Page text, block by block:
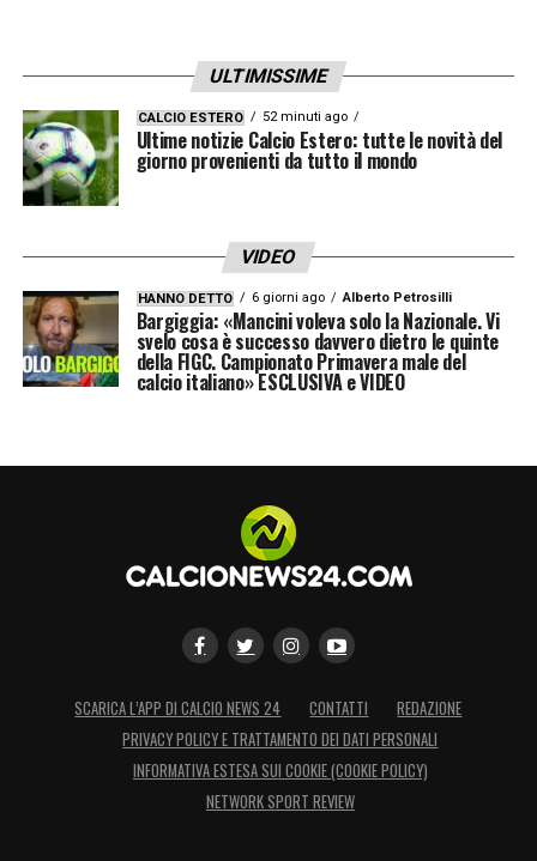
Gazzetta dello Sport.
LA PLAYLIST DELLE NOSTRE TOP NEWS
ULTIMISSIME
CALCIO ESTERO 52 minuti ago
Ultime notizie Calcio Estero: tutte le novità del
giorno provenienti da tutto il mondo
VIDEO
HANNO DETTO 6 giorni ago Alberto Petrosilli
Bargiggia: «Mancini voleva solo la Nazionale. Vi
svelo cosa è successo davvero dietro le quinte
della FIGC. Campionato Primavera male del
calcio italiano» ESCLUSIVA e VIDEO
SCARICA L’APP DI CALCIO NEWS 24 CONTATTI
REDAZIONE
PRIVACY POLICY E TRATTAMENTO DEI DATI PERSONALI
INFORMATIVA ESTESA SUI COOKIE (COOKIE POLICY)
NETWORK SPORT REVIEW